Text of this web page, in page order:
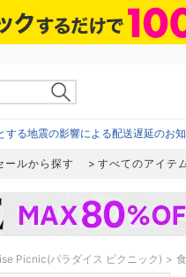
する地震の影響による配送遅延のお
ールから探す すべてのアイテ
Picnic(パラダイス ピクニック)